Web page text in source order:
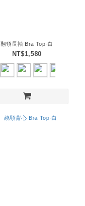
翻領長袖 Bra Top-白
NT$1,580